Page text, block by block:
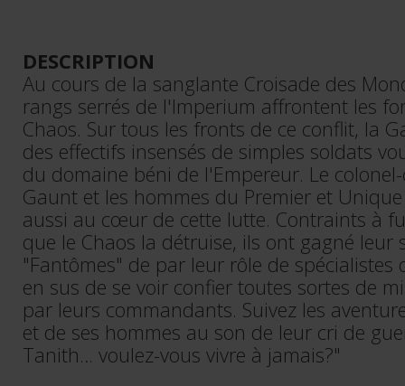
DESCRIPTION
Au cours de la sanglante Croisade des
rangs serrés de l'Imperium affrontent les
Chaos. Sur tous les fronts de ce conflit, la
des effectifs insensés de simples soldats
du domaine béni de l'Empereur. Le
Gaunt et les hommes du Premier et
aussi au cœur de cette lutte. Contraints à
que le Chaos la détruise, ils ont gagné leur
"Fantômes" de par leur rôle de spécialistes
en sus de se voir confier toutes sortes de
par leurs commandants. Suivez les
et de ses hommes au son de leur cri de
Tanith… voulez-vous vivre à jamais?"